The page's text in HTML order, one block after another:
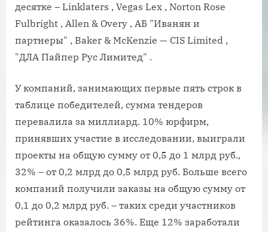
десятке – Linklaters , Vegas Lex , Norton Rose
Fulbright , Allen & Overy , АБ "Иванян и
партнеры" , Baker & McKenzie — CIS Limited ,
"ДЛА Пайпер Рус Лимитед" .
У компаний, занимающих первые пять строк в
таблице победителей, сумма тендеров
перевалила за миллиард. 10% юрфирм,
принявших участие в исследовании, выиграли
проекты на общую сумму от 0,5 до 1 млрд руб.,
32% – от 0,2 млрд до 0,5 млрд руб. Больше всего
компаний получили заказы на общую сумму от
0,1 до 0,2 млрд руб. – таких среди участников
рейтинга оказалось 36%. Еще 12% заработали